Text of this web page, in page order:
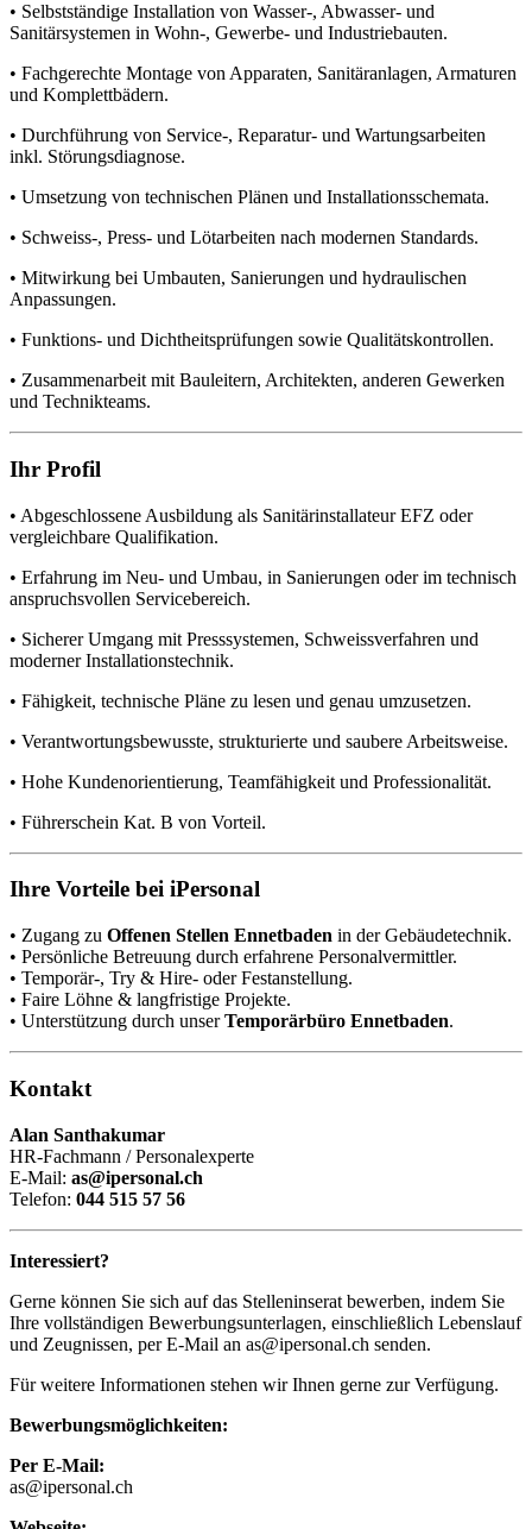
• Selbstständige Installation von Wasser-, Abwasser- und
Sanitärsystemen in Wohn-, Gewerbe- und Industriebauten.
• Fachgerechte Montage von Apparaten, Sanitäranlagen, Armaturen
und Komplettbädern.
• Durchführung von Service-, Reparatur- und Wartungsarbeiten
inkl. Störungsdiagnose.
• Umsetzung von technischen Plänen und Installationsschemata.
• Schweiss-, Press- und Lötarbeiten nach modernen Standards.
• Mitwirkung bei Umbauten, Sanierungen und hydraulischen
Anpassungen.
• Funktions- und Dichtheitsprüfungen sowie Qualitätskontrollen.
• Zusammenarbeit mit Bauleitern, Architekten, anderen Gewerken
und Technikteams.
Ihr Profil
• Abgeschlossene Ausbildung als Sanitärinstallateur EFZ oder
vergleichbare Qualifikation.
• Erfahrung im Neu- und Umbau, in Sanierungen oder im technisch
anspruchsvollen Servicebereich.
• Sicherer Umgang mit Presssystemen, Schweissverfahren und
moderner Installationstechnik.
• Fähigkeit, technische Pläne zu lesen und genau umzusetzen.
• Verantwortungsbewusste, strukturierte und saubere Arbeitsweise.
• Hohe Kundenorientierung, Teamfähigkeit und Professionalität.
• Führerschein Kat. B von Vorteil.
Ihre Vorteile bei iPersonal
• Zugang zu Offenen Stellen Ennetbaden in der Gebäudetechnik.
• Persönliche Betreuung durch erfahrene Personalvermittler.
• Temporär-, Try & Hire- oder Festanstellung.
• Faire Löhne & langfristige Projekte.
• Unterstützung durch unserTemporärbüro Ennetbaden.
Kontakt
Alan Santhakumar
HR-Fachmann / Personalexperte
E-Mail: as@ipersonal.ch
Telefon: 044 515 57 56
Interessiert?
Gerne können Sie sich auf das Stelleninserat bewerben, indem Sie
Ihre vollständigen Bewerbungsunterlagen, einschließlich Lebenslauf
und Zeugnissen, per E-Mail an as@ipersonal.ch senden.
Für weitere Informationen stehen wir Ihnen gerne zur Verfügung.
Bewerbungsmöglichkeiten:
Per E-Mail:
as@ipersonal.ch